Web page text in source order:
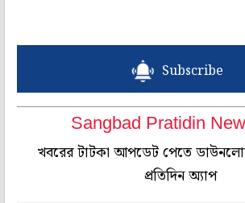
Subscribe
Sangbad Pratidin
খবরের টাটকা আপডেট পেতে
প্রতিদিন অ্যাপ